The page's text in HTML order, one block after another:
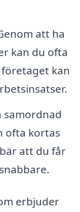
att ha
kan du ofta
kan
samordnad
ofta kortas
att du får
erbjuder